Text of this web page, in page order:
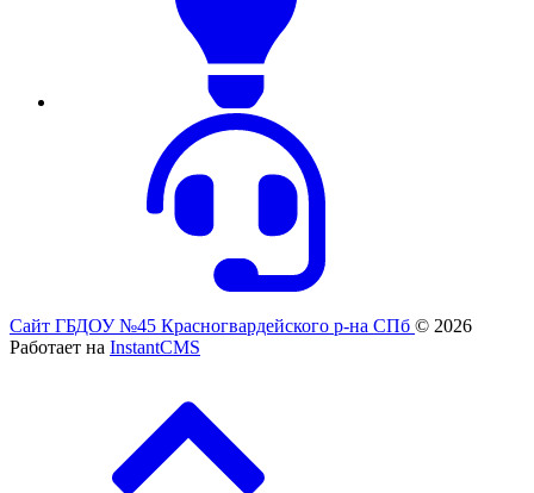
Сайт ГБДОУ №45 Красногвардейского р-на СПб © 2026
Работает на InstantCMS